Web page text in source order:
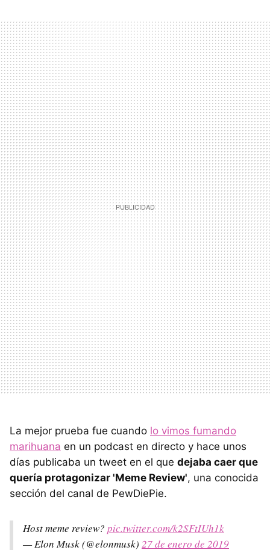
La mejor prueba fue cuando lo vimos fumando
marihuana en un podcast en directo y hace unos
días publicaba un tweet en el que dejaba caer que
quería protagonizar 'Meme Review', una conocida
sección del canal de PewDiePie.
Host meme review? pic.twitter.com/k2SFtIUh1k
— Elon Musk (@elonmusk) 27 de enero de 2019